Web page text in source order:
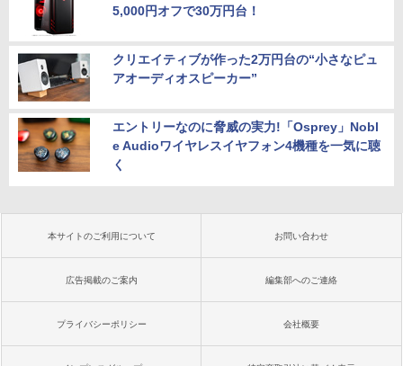
5,000円オフで30万円台！
クリエイティブが作った2万円台の“小さなピュ
アオーディオスピーカー”
エントリーなのに脅威の実力!「Osprey」Nobl
e Audioワイヤレスイヤフォン4機種を一気に聴
く
本サイトのご利用について お問い合わせ
広告掲載のご案内 編集部へのご連絡
プライバシーポリシー 会社概要